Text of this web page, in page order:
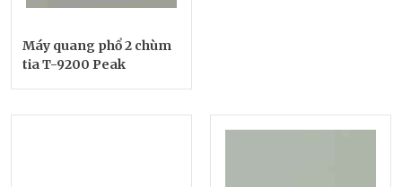
Máy quang phổ 2 chùm
tia T-9200 Peak